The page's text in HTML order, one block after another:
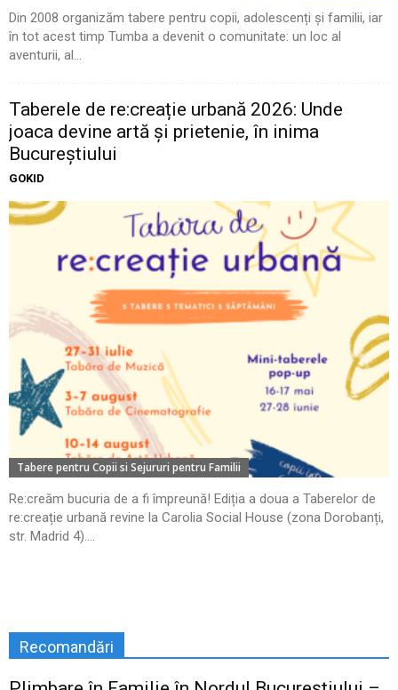
Din 2008 organizăm tabere pentru copii, adolescenți și familii, iar
în tot acest timp Tumba a devenit o comunitate: un loc al
aventurii, al...
Taberele de re:creație urbană 2026: Unde
joaca devine artă și prietenie, în inima
Bucureștiului
GOKID
Tabere pentru Copii si Sejururi pentru Familii
Re:creăm bucuria de a fi împreună! Ediția a doua a Taberelor de
re:creație urbană revine la Carolia Social House (zona Dorobanți,
str. Madrid 4)....
Recomandări